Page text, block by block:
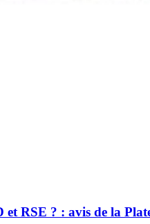
RSE ? : avis de la